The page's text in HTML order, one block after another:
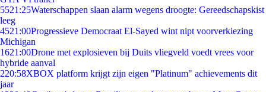
5521:25Waterschappen slaan alarm wegens droogte: Gereedschapskist
leeg
4521:00Progressieve Democraat El-Sayed wint nipt voorverkiezing
Michigan
1621:00Drone met explosieven bij Duits vliegveld voedt vrees voor
hybride aanval
220:58XBOX platform krijgt zijn eigen "Platinum" achievements dit
jaar